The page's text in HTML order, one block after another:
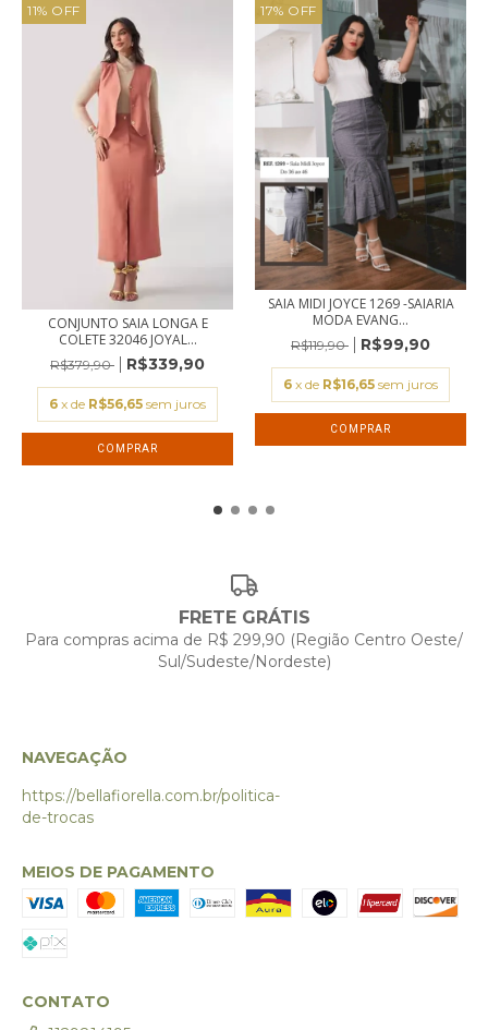
11% OFF
CONJUNTO SAIA LONGA E
COLETE 32046 JOYAL...
R$379,90 R$339,90
6 x de R$56,65 sem juros
COMPRAR
17% OFF
SAIA MIDI JOYCE 1269 -SAIARIA
MODA EVANG...
R$119,90 R$99,90
6 x de R$16,65 sem juros
COMPRAR
FRETE GRÁTIS
Para compras acima de R$ 299,90 (Região Centro Oeste/
Sul/Sudeste/Nordeste)
NAVEGAÇÃO
https://bellafiorella.com.br/politica-
de-trocas
MEIOS DE PAGAMENTO
CONTATO